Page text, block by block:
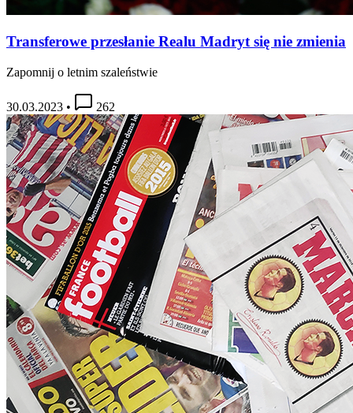
Transferowe przesłanie Realu Madryt się nie zmienia
Zapomnij o letnim szaleństwie
30.03.2023 • 262